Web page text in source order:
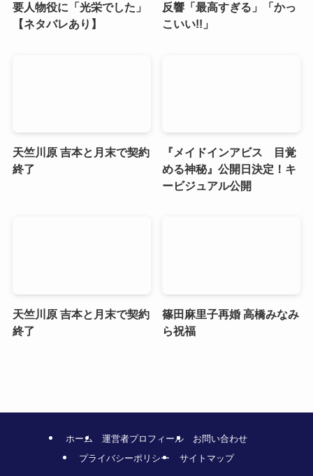
要人物役に「光栄でした」
【ネタバレあり】
反響「最高すぎる」「かっ
こいい!!」
天竺川原 吉本と月末で契約
終了
『メイドインアビス 目覚
める神秘』公開日決定！キ
ービジュアル公開
天竺川原 吉本と月末で契約
終了
篠田麻里子再婚 高橋みなみ
ら祝福
ホーム 運営者プロフィール
お問い合わせ
プライバシーポリシー
サイトマップ